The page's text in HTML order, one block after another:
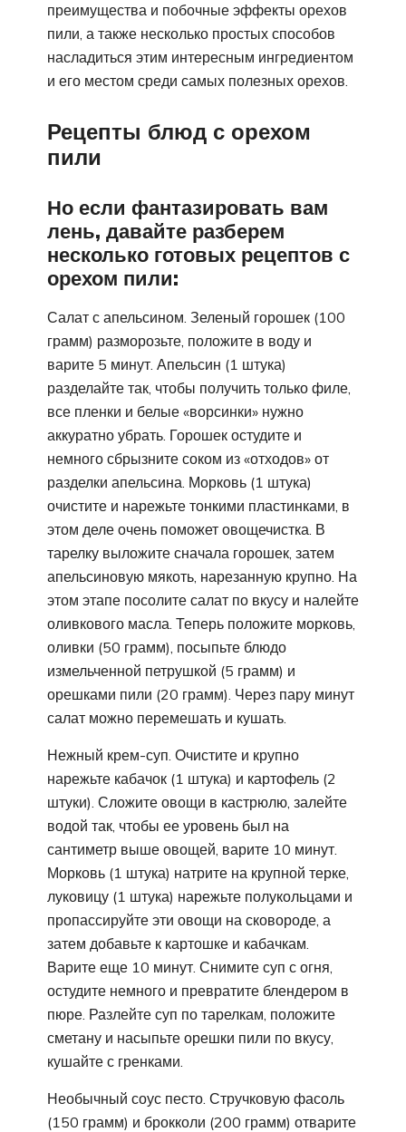
преимущества и побочные эффекты орехов
пили, а также несколько простых способов
насладиться этим интересным ингредиентом
и его местом среди самых полезных орехов.
Рецепты блюд с орехом
пили
Но если фантазировать вам
лень, давайте разберем
несколько готовых рецептов с
орехом пили:
Салат с апельсином. Зеленый горошек (100
грамм) разморозьте, положите в воду и
варите 5 минут. Апельсин (1 штука)
разделайте так, чтобы получить только филе,
все пленки и белые «ворсинки» нужно
аккуратно убрать. Горошек остудите и
немного сбрызните соком из «отходов» от
разделки апельсина. Морковь (1 штука)
очистите и нарежьте тонкими пластинками, в
этом деле очень поможет овощечистка. В
тарелку выложите сначала горошек, затем
апельсиновую мякоть, нарезанную крупно. На
этом этапе посолите салат по вкусу и налейте
оливкового масла. Теперь положите морковь,
оливки (50 грамм), посыпьте блюдо
измельченной петрушкой (5 грамм) и
орешками пили (20 грамм). Через пару минут
салат можно перемешать и кушать.
Нежный крем-суп. Очистите и крупно
нарежьте кабачок (1 штука) и картофель (2
штуки). Сложите овощи в кастрюлю, залейте
водой так, чтобы ее уровень был на
сантиметр выше овощей, варите 10 минут.
Морковь (1 штука) натрите на крупной терке,
луковицу (1 штука) нарежьте полукольцами и
пропассируйте эти овощи на сковороде, а
затем добавьте к картошке и кабачкам.
Варите еще 10 минут. Снимите суп с огня,
остудите немного и превратите блендером в
пюре. Разлейте суп по тарелкам, положите
сметану и насыпьте орешки пили по вкусу,
кушайте с гренками.
Необычный соус песто. Стручковую фасоль
(150 грамм) и брокколи (200 грамм) отварите